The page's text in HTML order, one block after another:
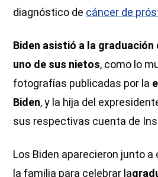
diagnóstico de cáncer de
Biden asistió a la
uno de sus nietos, como lo
fotografías publicadas por la
Biden, y la hija del
sus respectivas cuenta de
Los Biden aparecieron junto
la familia para celebrar la